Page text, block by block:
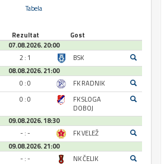
Tabela
Rezultat
Gost
07.08.2026. 20:00
2 : 1
BSK
08.08.2026. 21:00
0 : 0
FK RADNIK
0 : 0
FK SLOGA
DOBOJ
09.08.2026. 18:30
- : -
FK VELEŽ
09.08.2026. 21:00
- : - NK ČELIK